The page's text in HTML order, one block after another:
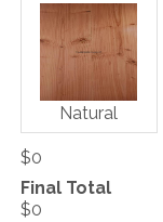
Natural
$0
Final Total
$0